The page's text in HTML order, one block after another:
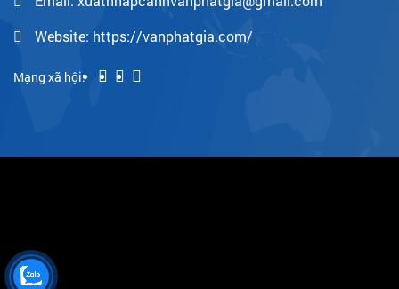
Website: https://vanphatgia.com/
Mạng xã hội: